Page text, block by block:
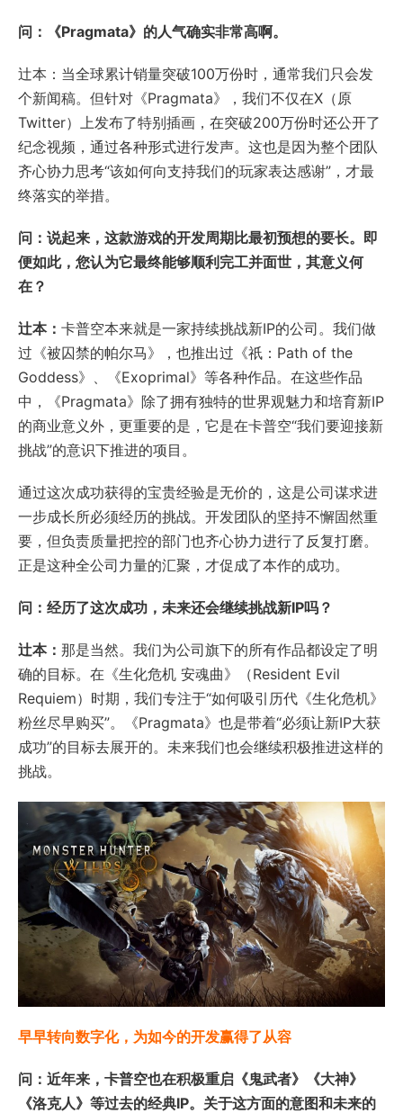
问：《Pragmata》的人气确实非常高啊。
辻本：当全球累计销量突破100万份时，通常我们只会发
个新闻稿。但针对《Pragmata》，我们不仅在X（原
Twitter）上发布了特别插画，在突破200万份时还公开了
纪念视频，通过各种形式进行发声。这也是因为整个团队
齐心协力思考“该如何向支持我们的玩家表达感谢”，才最
终落实的举措。
问：说起来，这款游戏的开发周期比最初预想的要长。即
便如此，您认为它最终能够顺利完工并面世，其意义何
在？
辻本： 卡普空本来就是一家持续挑战新IP的公司。我们做
过《被囚禁的帕尔马》，也推出过《祇：Path of the
Goddess》、《Exoprimal》等各种作品。在这些作品
中，《Pragmata》除了拥有独特的世界观魅力和培育新IP
的商业意义外，更重要的是，它是在卡普空“我们要迎接新
挑战”的意识下推进的项目。
通过这次成功获得的宝贵经验是无价的，这是公司谋求进
一步成长所必须经历的挑战。开发团队的坚持不懈固然重
要，但负责质量把控的部门也齐心协力进行了反复打磨。
正是这种全公司力量的汇聚，才促成了本作的成功。
问：经历了这次成功，未来还会继续挑战新IP吗？
辻本： 那是当然。我们为公司旗下的所有作品都设定了明
确的目标。在《生化危机 安魂曲》（Resident Evil
Requiem）时期，我们专注于“如何吸引历代《生化危机》
粉丝尽早购买”。《Pragmata》也是带着“必须让新IP大获
成功”的目标去展开的。未来我们也会继续积极推进这样的
挑战。
早早转向数字化，为如今的开发赢得了从容
问：近年来，卡普空也在积极重启《鬼武者》《大神》
《洛克人》等过去的经典IP。关于这方面的意图和未来的